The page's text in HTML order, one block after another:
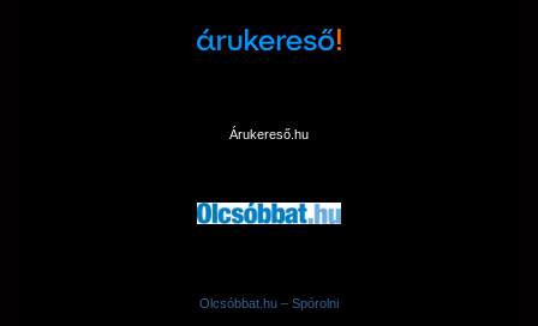
Árukereső.hu
Olcsóbbat.hu – Spórolni